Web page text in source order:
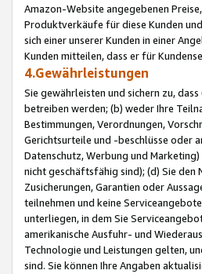
Amazon-Website angegebenen
Produktverkäufe für diese Kunden
sich einer unserer Kunden in einer
Kunden mitteilen, dass er für
4.Gewährleistungen
Sie gewährleisten und sichern zu,
betreiben werden; (b) weder Ihre
Bestimmungen, Verordnungen,
Gerichtsurteile und -beschlüsse oder
Datenschutz, Werbung und
nicht geschäftsfähig sind); (d) Sie
Zusicherungen, Garantien oder
teilnehmen und keine
unterliegen, in dem Sie
amerikanische Ausfuhr- und
Technologie und Leistungen gelten,
sind. Sie können Ihre Angaben